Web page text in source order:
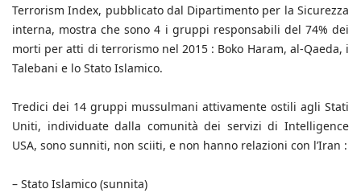
Terrorism Index, pubblicato dal Dipartimento per la Sicurezza
interna, mostra che sono 4 i gruppi responsabili del 74% dei
morti per atti di terrorismo nel 2015 : Boko Haram, al-Qaeda, i
Talebani e lo Stato Islamico.
Tredici dei 14 gruppi mussulmani attivamente ostili agli Stati
Uniti, individuate dalla comunità dei servizi di Intelligence
USA, sono sunniti, non sciiti, e non hanno relazioni con l’Iran :
– Stato Islamico (sunnita)